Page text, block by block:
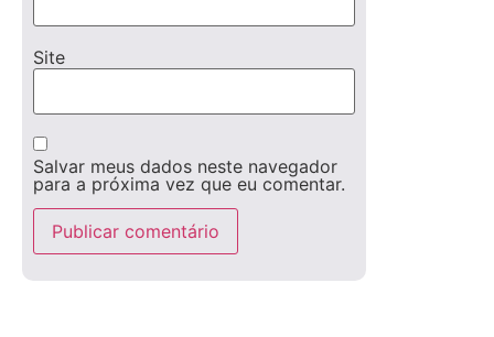
Site
Salvar meus dados neste navegador
para a próxima vez que eu comentar.